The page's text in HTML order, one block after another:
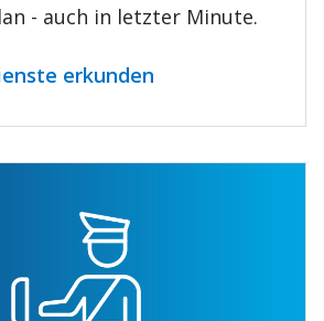
- auch in letzter Minute.
erkunden